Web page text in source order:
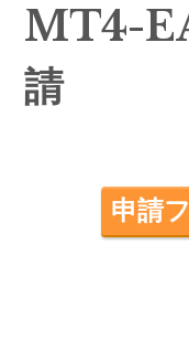
MT4-
請
申請